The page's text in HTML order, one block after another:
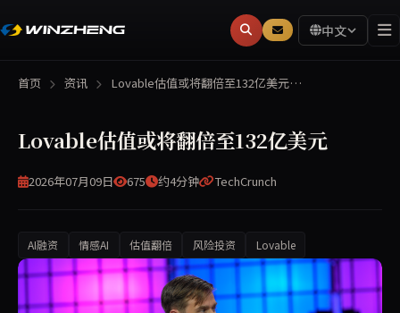
中文
首页 资讯 Lovable估值或将翻倍至132亿美元…
Lovable估值或将翻倍至132亿美元
2026年07月09日 675 约4分钟 TechCrunch
AI融资 情感AI 估值翻倍 风险投资 Lovable